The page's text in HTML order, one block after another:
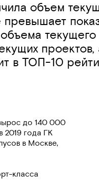
объем
превышает
текущего
проектов,
в ТОП-10
до 140 000
2019 года ГК
в Москве,
класса